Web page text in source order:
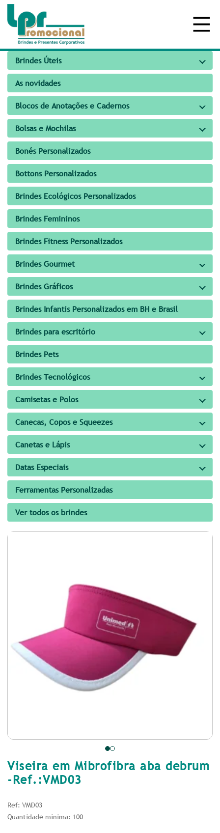
Brindes Úteis
As novidades
Blocos de Anotações e Cadernos
Bolsas e Mochilas
Bonés Personalizados
Bottons Personalizados
Brindes Ecológicos Personalizados
Brindes Femininos
Brindes Fitness Personalizados
Brindes Gourmet
Brindes Gráficos
Brindes Infantis Personalizados em BH e Brasil
Brindes para escritório
Brindes Pets
Brindes Tecnológicos
Camisetas e Polos
Canecas, Copos e Squeezes
Canetas e Lápis
Datas Especiais
Ferramentas Personalizadas
Ver todos os brindes
Viseira em Mibrofibra aba debrum
-Ref.:VMD03
Ref: VMD03
Quantidade mínima: 100